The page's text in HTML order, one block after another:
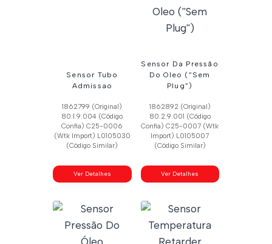
Sensor Tubo
Admissao
1862799 (Original)
80.1.9.004 (Código
Confia) C25-0006
(Wtk Import) L0105030
(Código Similar)
Ver Detalhes
Sensor Da Pressão
Do Oleo (”Sem
Plug”)
1862892 (Original)
80.2.9.001 (Código
Confia) C25-0007 (Wtk
Import) L0105007
(Código Similar)
Ver Detalhes